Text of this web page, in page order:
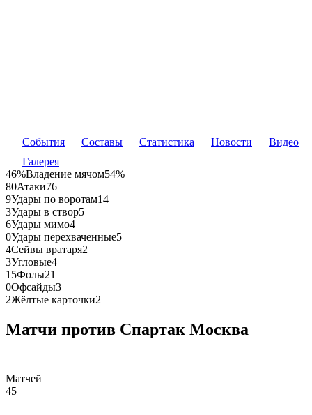
События Составы Статистика Новости
Видео
Галерея
46%Владение мячом54%
80Атаки76
9Удары по воротам14
3Удары в створ5
6Удары мимо4
0Удары перехваченные5
4Сейвы вратаря2
3Угловые4
15Фолы21
0Офсайды3
2Жёлтые карточки2
Матчи против Спартак Москва
Матчей
45